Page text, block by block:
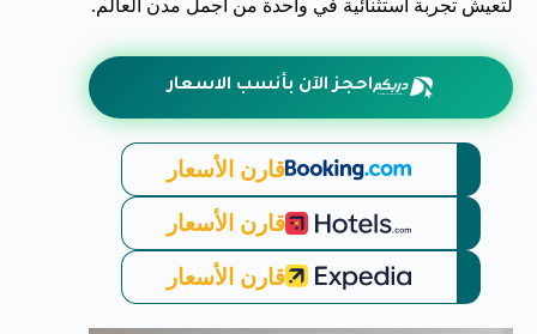
لتعيش تجربة استثنائية في واحدة من أجمل مدن العالم.
احجز الآن بأنسب الاسعار
قارن الأسعار
قارن الأسعار
قارن الأسعار